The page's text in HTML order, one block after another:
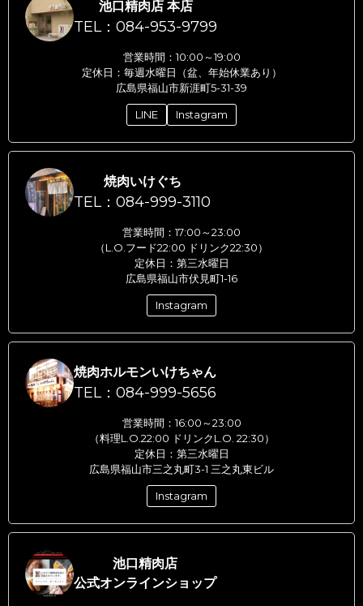
池口精肉店 本店
TEL：084-953-9799
営業時間：10:00～19:00
定休日：毎週水曜日（盆、年始休業あり）
広島県福山市新涯町5-31-39
LINE Instagram
焼肉いけぐち
TEL：084-999-3110
営業時間：17:00～23:00
（L.O.フード22:00 ドリンク22:30）
定休日：第三水曜日
広島県福山市伏見町1-16
Instagram
焼肉ホルモンいけちゃん
TEL：084-999-5656
営業時間：16:00～23:00
（料理L.O.22:00 ドリンクL.O. 22:30）
定休日：第三水曜日
広島県福山市三之丸町3-1 三之丸東ビル
Instagram
池口精肉店
公式オンラインショップ